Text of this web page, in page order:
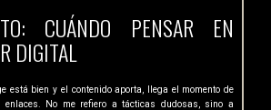
CUÁNDO PENSAR EN
DIGITAL
está bien y el contenido aporta, llega el momento de
enlaces. No me refiero a tácticas dudosas, sino a